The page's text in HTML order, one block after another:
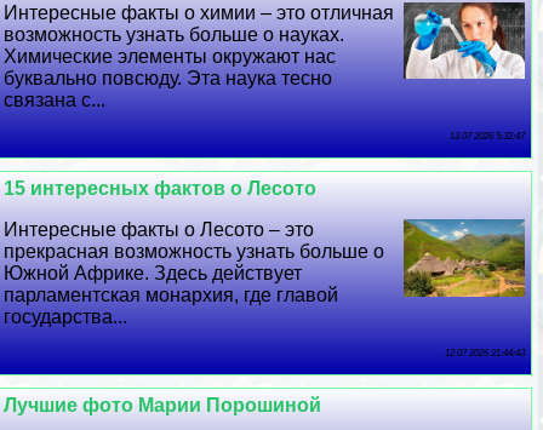
Интересные факты о химии – это отличная
возможность узнать больше о науках.
Химические элементы окружают нас
буквально повсюду. Эта наука тесно
связана с...
13 07 2026 5:32:47
15 интересных фактов о Лесото
Интересные факты о Лесото – это
прекрасная возможность узнать больше о
Южной Африке. Здесь действует
парламентская монархия, где главой
государства...
12 07 2026 21:44:43
Лучшие фото Марии Порошиной